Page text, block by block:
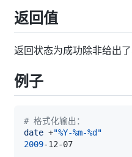
返回值
返回状态为成功除非给出
例子
# 格式化输出：
date +"%Y-%m-%d"
2009